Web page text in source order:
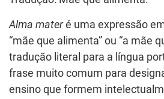
Alma materé uma expressão
“mãe que alimenta” ou “a mãe
tradução literal para a língua
frase muito comum para
ensino que formem